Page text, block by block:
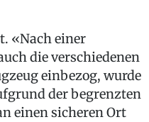
«Nach einer
die verschiedenen
einbezog, wurde
der begrenzten
einen sicheren Ort